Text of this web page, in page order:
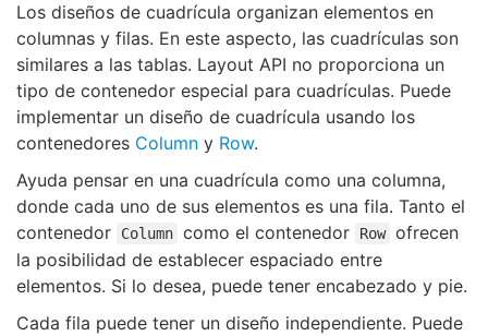
Los diseños de cuadrícula organizan elementos en
columnas y filas. En este aspecto, las cuadrículas son
similares a las tablas. Layout API no proporciona un
tipo de contenedor especial para cuadrículas. Puede
implementar un diseño de cuadrícula usando los
contenedores Column y Row.
Ayuda pensar en una cuadrícula como una columna,
donde cada uno de sus elementos es una fila. Tanto el
contenedor
Column como el contenedor Row ofrecen
la posibilidad de establecer espaciado entre
elementos. Si lo desea, puede tener encabezado y pie.
Cada fila puede tener un diseño independiente. Puede